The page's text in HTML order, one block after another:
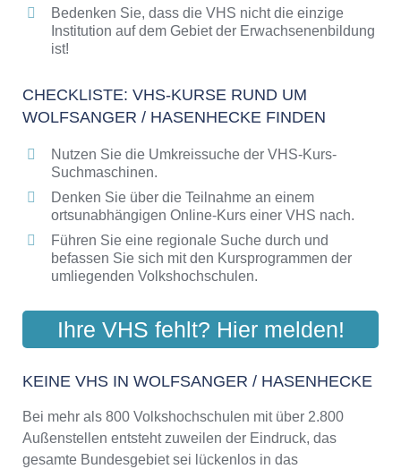
Bedenken Sie, dass die VHS nicht die einzige
Institution auf dem Gebiet der Erwachsenenbildung
ist!
CHECKLISTE: VHS-KURSE RUND UM
WOLFSANGER / HASENHECKE FINDEN
Nutzen Sie die Umkreissuche der VHS-Kurs-
Suchmaschinen.
Denken Sie über die Teilnahme an einem
ortsunabhängigen Online-Kurs einer VHS nach.
Führen Sie eine regionale Suche durch und
befassen Sie sich mit den Kursprogrammen der
umliegenden Volkshochschulen.
Ihre VHS fehlt? Hier melden!
KEINE VHS IN WOLFSANGER / HASENHECKE
Bei mehr als 800 Volkshochschulen mit über 2.800
Außenstellen entsteht zuweilen der Eindruck, das
gesamte Bundesgebiet sei lückenlos in das